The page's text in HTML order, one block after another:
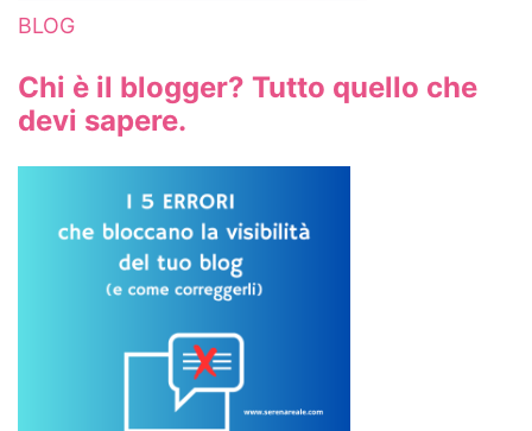
BLOG
Chi è il blogger? Tutto quello che
devi sapere.